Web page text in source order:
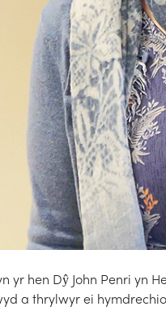
yr hen Dŷ John Penri yn
a thrylwyr ei